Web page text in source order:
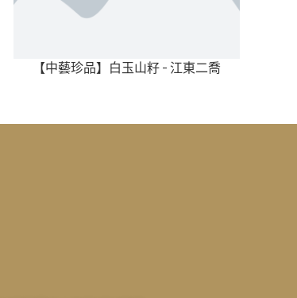
【中藝珍品】白玉山籽 - 江東二喬